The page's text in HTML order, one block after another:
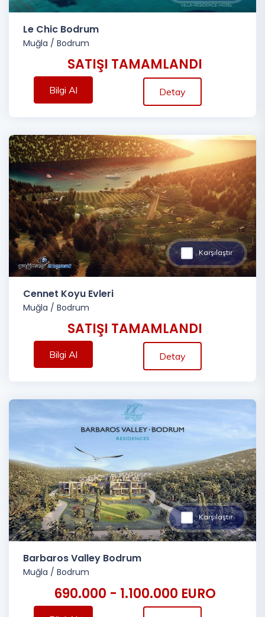
Le Chic Bodrum
Muğla / Bodrum
SATIŞI TAMAMLANDI
Bilgi Al Detay
Karşılaştır
Cennet Koyu Evleri
Muğla / Bodrum
SATIŞI TAMAMLANDI
Bilgi Al Detay
Karşılaştır
Barbaros Valley Bodrum
Muğla / Bodrum
690.000 - 1.100.000 EURO